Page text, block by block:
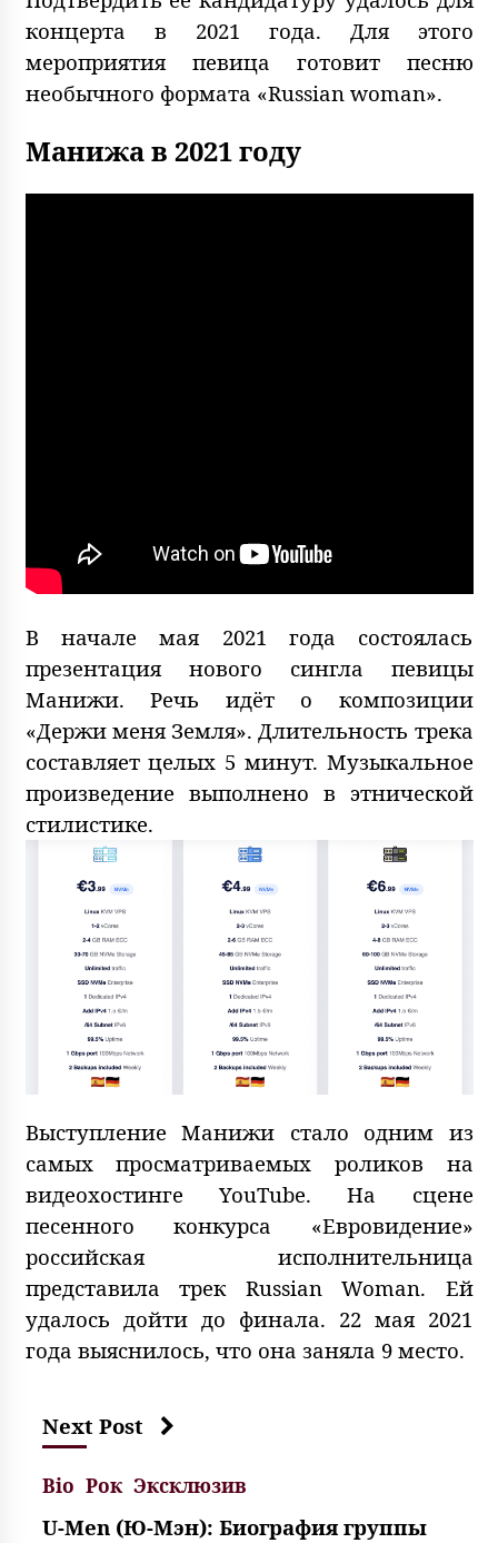
концерта в 2021 года. Для этого
мероприятия певица готовит песню
необычного формата «Russian woman».
Манижа в 2021 году
В начале мая 2021 года состоялась
презентация нового сингла певицы
Манижи. Речь идёт о композиции
«Держи меня Земля». Длительность трека
составляет целых 5 минут. Музыкальное
произведение выполнено в этнической
стилистике.
Выступление Манижи стало одним из
самых просматриваемых роликов на
видеохостинге YouTube. На сцене
песенного конкурса «Евровидение»
российская исполнительница
представила трек Russian Woman. Ей
удалось дойти до финала. 22 мая 2021
года выяснилось, что она заняла 9 место.
Next Post
Bio Рок Эксклюзив
U-Men (Ю-Мэн): Биография группы